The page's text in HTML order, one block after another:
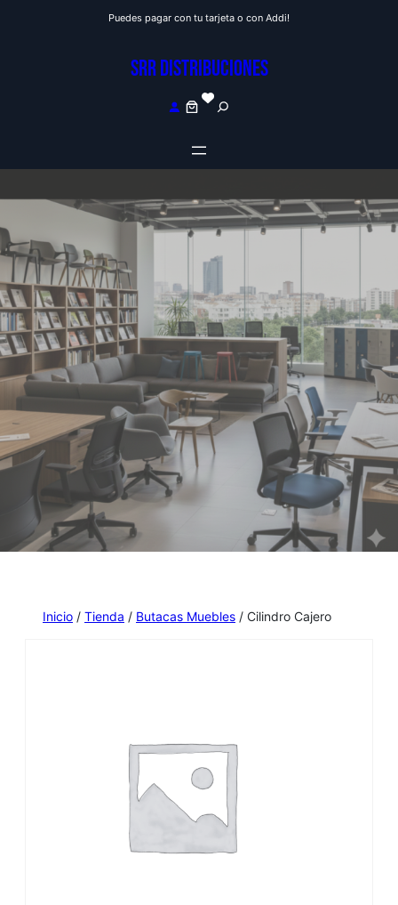
Puedes pagar con tu tarjeta o con Addi!
SRR DISTRIBUCIONES
S
e
h
Inicio / Tienda / Butacas Muebles / Cilindro Cajero